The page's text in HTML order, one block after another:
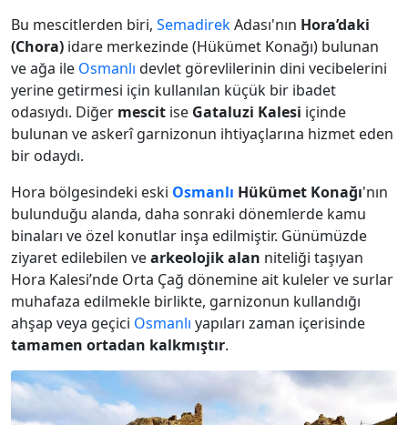
Bu mescitlerden biri, SemadirekAdası'nın Hora’daki
(Chora) idare merkezinde (Hükümet Konağı) bulunan
ve ağa ile Osmanlı devlet görevlilerinin dini vecibelerini
yerine getirmesi için kullanılan küçük bir ibadet
odasıydı. Diğer mescit ise Gataluzi Kalesi içinde
bulunan ve askerî garnizonun ihtiyaçlarına hizmet eden
bir odaydı.
Hora bölgesindeki eski Osmanlı Hükümet Konağı'nın
bulunduğu alanda, daha sonraki dönemlerde kamu
binaları ve özel konutlar inşa edilmiştir. Günümüzde
ziyaret edilebilen vearkeolojik alan niteliği taşıyan
Hora Kalesi’nde Orta Çağ dönemine ait kuleler ve surlar
muhafaza edilmekle birlikte, garnizonun kullandığı
ahşap veya geçici Osmanlı yapıları zaman içerisinde
tamamen ortadan kalkmıştır.